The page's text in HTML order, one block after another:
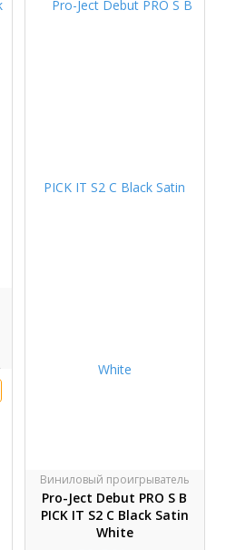
Виниловый проигрыватель
Pro-Ject Debut PRO S B
PICK IT S2 C Black Satin
White